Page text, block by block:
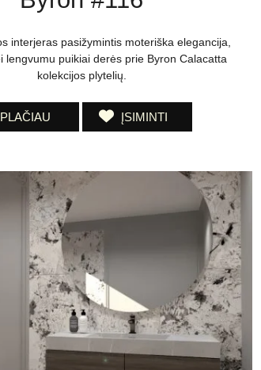
interjeras pasižymintis moteriška elegancija,
lengvumu puikiai derės prie Byron Calacatta
kolekcijos plytelių.
PLAČIAU ĮSIMINTI